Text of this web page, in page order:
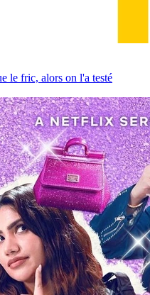
le fric, alors on l'a testé